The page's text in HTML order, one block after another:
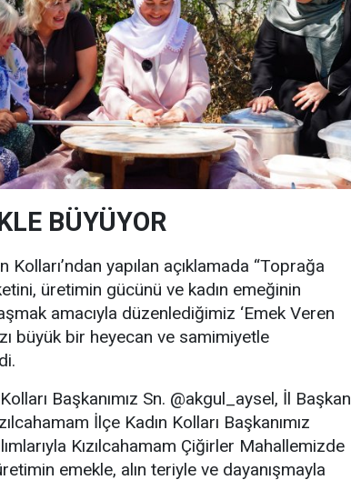
BÜYÜYOR
Kolları’ndan yapılan açıklamada “Toprağa
üretimin gücünü ve kadın emeğinin
amacıyla düzenlediğimiz ‘Emek Veren
büyük bir heyecan ve samimiyetle
Başkanımız Sn. @akgul_aysel, İl Başkan
İlçe Kadın Kolları Başkanımız
Kızılcahamam Çiğirler Mahallemizde
emekle, alın teriyle ve dayanışmayla